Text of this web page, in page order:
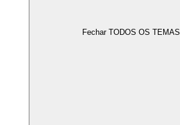
Fechar TODOS OS TEMAS